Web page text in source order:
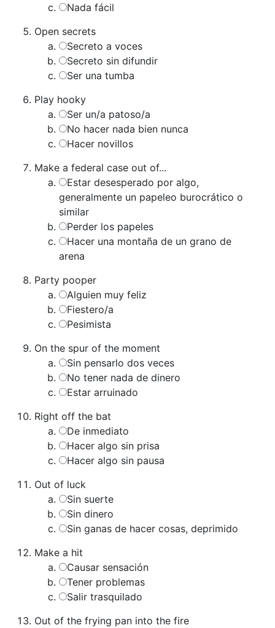
Nada fácil
Open secrets
Secreto a voces
Secreto sin difundir
Ser una tumba
Play hooky
Ser un/a patoso/a
No hacer nada bien nunca
Hacer novillos
Make a federal case out of...
Estar desesperado por algo,
generalmente un papeleo burocrático o
similar
Perder los papeles
Hacer una montaña de un grano de
arena
Party pooper
Alguien muy feliz
Fiestero/a
Pesimista
On the spur of the moment
Sin pensarlo dos veces
No tener nada de dinero
Estar arruinado
Right off the bat
De inmediato
Hacer algo sin prisa
Hacer algo sin pausa
Out of luck
Sin suerte
Sin dinero
Sin ganas de hacer cosas, deprimido
Make a hit
Causar sensación
Tener problemas
Salir trasquilado
Out of the frying pan into the fire